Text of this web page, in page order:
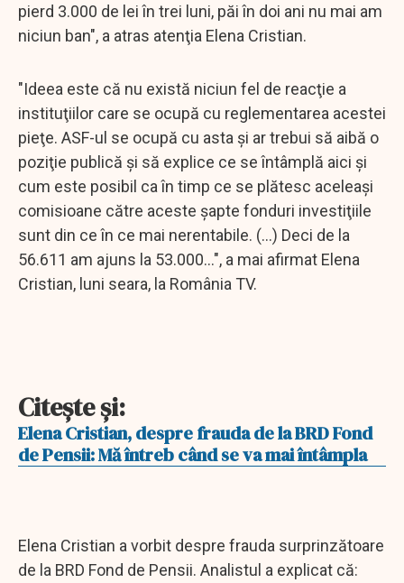
pierd 3.000 de lei în trei luni, păi în doi ani nu mai am
niciun ban", a atras atenţia Elena Cristian.
"Ideea este că nu există niciun fel de reacţie a
instituţiilor care se ocupă cu reglementarea acestei
pieţe. ASF-ul se ocupă cu asta şi ar trebui să aibă o
poziţie publică şi să explice ce se întâmplă aici şi
cum este posibil ca în timp ce se plătesc aceleaşi
comisioane către aceste şapte fonduri investiţiile
sunt din ce în ce mai nerentabile. (...) Deci de la
56.611 am ajuns la 53.000...", a mai afirmat Elena
Cristian, luni seara, la România TV.
Citeşte şi:
Elena Cristian, despre frauda de la BRD Fond
de Pensii: Mă întreb când se va mai întâmpla
Elena Cristian a vorbit despre frauda surprinzătoare
de la BRD Fond de Pensii. Analistul a explicat că: